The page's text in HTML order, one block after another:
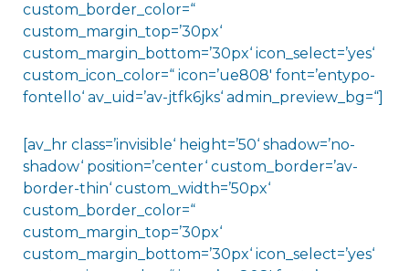
custom_border_color=“
custom_margin_top=’30px‘
custom_margin_bottom=’30px‘ icon_select=’yes‘
custom_icon_color=“ icon=’ue808′ font=’entypo-
fontello‘ av_uid=’av-jtfk6jks‘ admin_preview_bg=“]
[av_hr class=’invisible‘ height=’50‘ shadow=’no-
shadow‘ position=’center‘ custom_border=’av-
border-thin‘ custom_width=’50px‘
custom_border_color=“
custom_margin_top=’30px‘
custom_margin_bottom=’30px‘ icon_select=’yes‘